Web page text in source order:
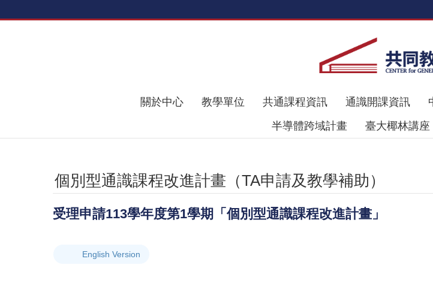
關於中心 教學單位 共通課程資訊 通識開課資訊
半導體跨域計畫
臺大椰林講座
個別型通識課程改進計畫（TA申請及教學補助）
受理申請113學年度第1學期「個別型通識課程改進計畫」
English Version